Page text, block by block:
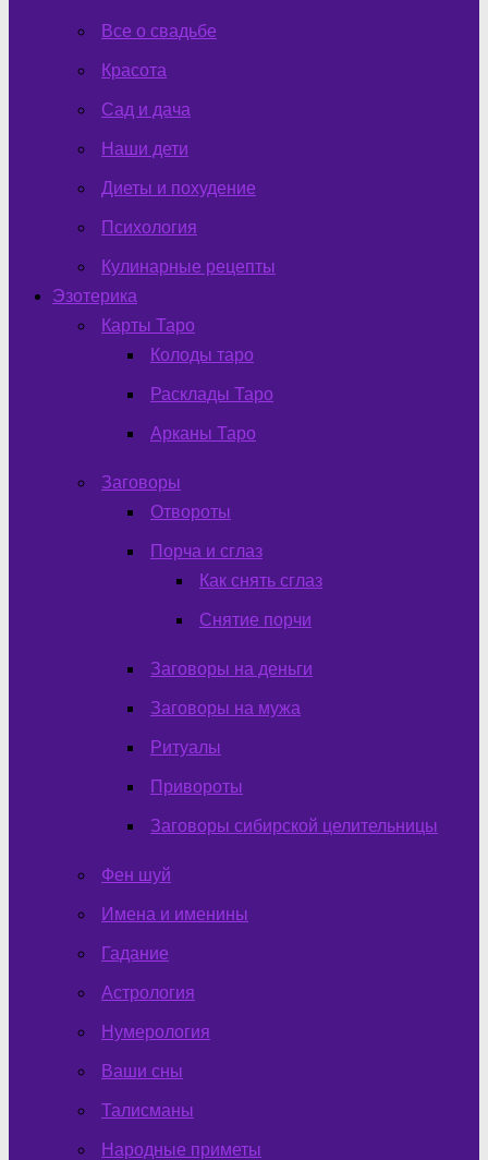
Все о свадьбе
Красота
Сад и дача
Наши дети
Диеты и похудение
Психология
Кулинарные рецепты
Эзотерика
Карты Таро
Колоды таро
Расклады Таро
Арканы Таро
Заговоры
Отвороты
Порча и сглаз
Как снять сглаз
Снятие порчи
Заговоры на деньги
Заговоры на мужа
Ритуалы
Привороты
Заговоры сибирской целительницы
Фен шуй
Имена и именины
Гадание
Астрология
Нумерология
Ваши сны
Талисманы
Народные приметы